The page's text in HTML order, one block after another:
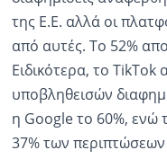
της Ε.Ε. αλλά οι
από αυτές. Το 52%
Ειδικότερα, το
υποβληθεισών
η Google το 60%, ενώ
37% των